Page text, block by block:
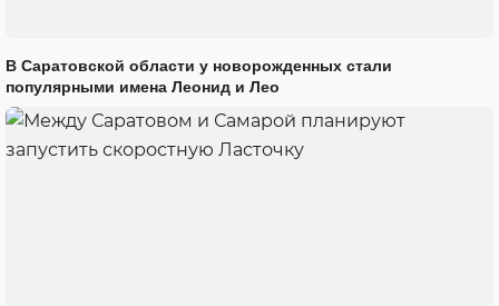
В Саратовской области у новорожденных стали
популярными имена Леонид и Лео